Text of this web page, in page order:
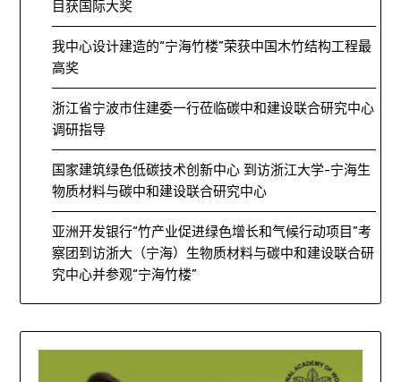
目获国际大奖
我中心设计建造的“宁海竹楼”荣获中国木竹结构工程最
高奖
浙江省宁波市住建委一行莅临碳中和建设联合研究中心
调研指导
国家建筑绿色低碳技术创新中心 到访浙江大学-宁海生
物质材料与碳中和建设联合研究中心
亚洲开发银行“竹产业促进绿色增长和气候行动项目”考
察团到访浙大（宁海）生物质材料与碳中和建设联合研
究中心并参观“宁海竹楼”